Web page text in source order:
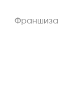
Франшиза